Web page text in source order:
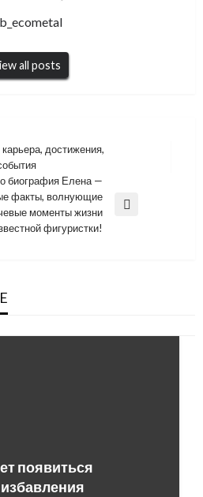
all posts
достижения,
биография Елена —
факты, волнующие
моменты жизни
фигуристки!
появиться